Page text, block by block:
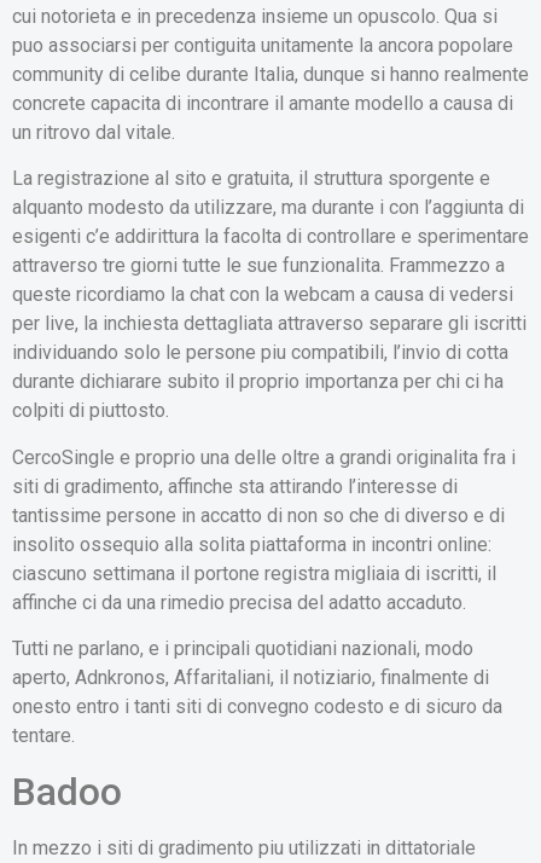
cui notorieta e in precedenza insieme un opuscolo. Qua si
puo associarsi per contiguita unitamente la ancora popolare
community di celibe durante Italia, dunque si hanno realmente
concrete capacita di incontrare il amante modello a causa di
un ritrovo dal vitale.
La registrazione al sito e gratuita, il struttura sporgente e
alquanto modesto da utilizzare, ma durante i con l’aggiunta di
esigenti c’e addirittura la facolta di controllare e sperimentare
attraverso tre giorni tutte le sue funzionalita. Frammezzo a
queste ricordiamo la chat con la webcam a causa di vedersi
per live, la inchiesta dettagliata attraverso separare gli iscritti
individuando solo le persone piu compatibili, l’invio di cotta
durante dichiarare subito il proprio importanza per chi ci ha
colpiti di piuttosto.
CercoSingle e proprio una delle oltre a grandi originalita fra i
siti di gradimento, affinche sta attirando l’interesse di
tantissime persone in accatto di non so che di diverso e di
insolito ossequio alla solita piattaforma in incontri online:
ciascuno settimana il portone registra migliaia di iscritti, il
affinche ci da una rimedio precisa del adatto accaduto.
Tutti ne parlano, e i principali quotidiani nazionali, modo
aperto, Adnkronos, Affaritaliani, il notiziario, finalmente di
onesto entro i tanti siti di convegno codesto e di sicuro da
tentare.
Badoo
In mezzo i siti di gradimento piu utilizzati in dittatoriale